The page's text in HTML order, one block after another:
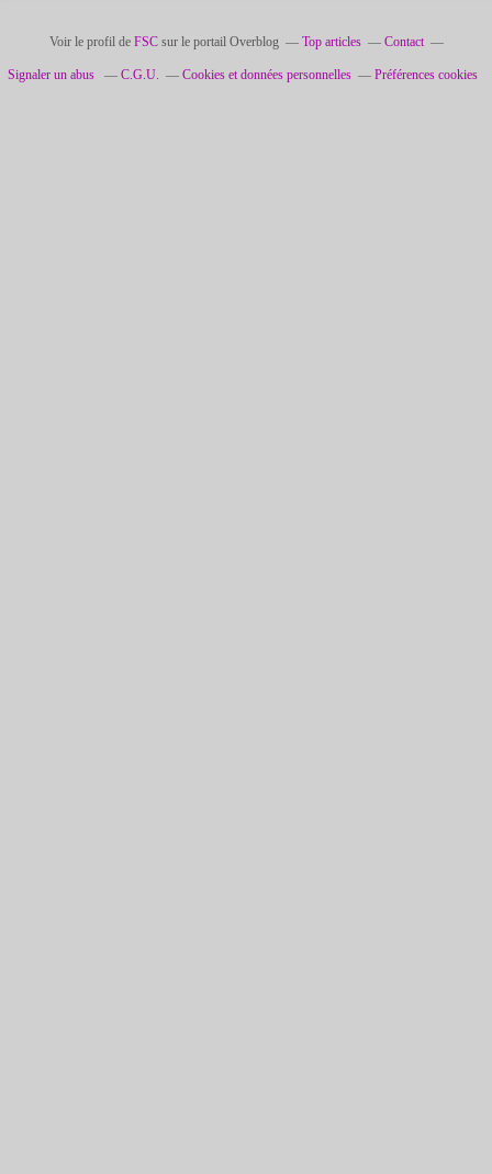
Voir le profil de FSCsur le portail Overblog Top articles Contact
Signaler un abus C.G.U. Cookies et données personnelles Préférences cookies